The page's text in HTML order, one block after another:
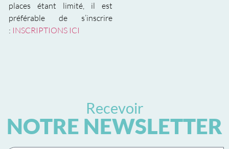
places étant limité, il est
préférable de s’inscrire
: INSCRIPTIONS ICI
Recevoir
NOTRE NEWSLETTER